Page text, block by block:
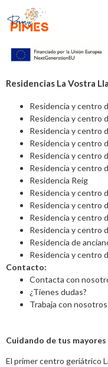
Residencias La Vostra
Residencia y centro
Residencia y centro
Residencia y centro
Residencia y centro
Residencia y centro
Residencia y centro
Residencia Reig
Residencia y centro
Residencia y centro
Residencia y centro
Residencia y centro
Residencia de
Residencia y centro
Contacto:
Contacta con
¿Tienes dudas?
Trabaja con nosotros
Cuidando de tus mayores
El primer centro geriátrico